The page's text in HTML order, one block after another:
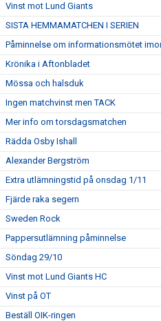
Vinst mot Lund Giants
SISTA HEMMAMATCHEN I SERIEN
Påminnelse om informationsmötet
Krönika i Aftonbladet
Mössa och halsduk
Ingen matchvinst men TACK
Mer info om torsdagsmatchen
Rädda Osby Ishall
Alexander Bergström
Extra utlämningstid på onsdag 1/11
Fjärde raka segern
Sweden Rock
Pappersutlämning påminnelse
Söndag 29/10
Vinst mot Lund Giants HC
Vinst på OT
Beställ OIK-ringen